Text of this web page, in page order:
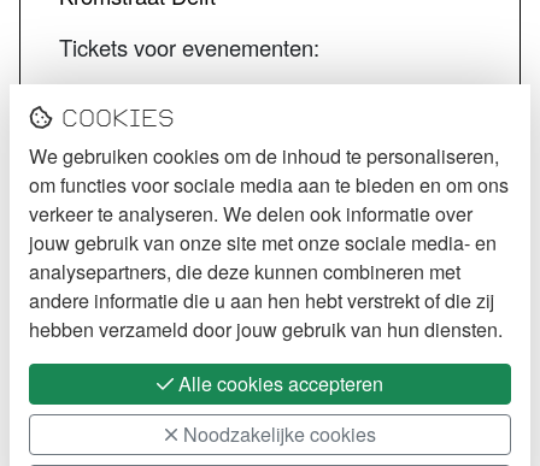
Tickets voor evenementen:
De Kurk tickets
Jazzcafé Bebop tickets
VOLG STECK
Instagram
Facebook
Cookies
We gebruiken cookies om de inhoud te personaliseren,
om functies voor sociale media aan te bieden en om ons
verkeer te analyseren. We delen ook informatie over
jouw gebruik van onze site met onze sociale media- en
analysepartners, die deze kunnen combineren met
andere informatie die u aan hen hebt verstrekt of die zij
hebben verzameld door jouw gebruik van hun diensten.
Alle cookies accepteren
Noodzakelijke cookies